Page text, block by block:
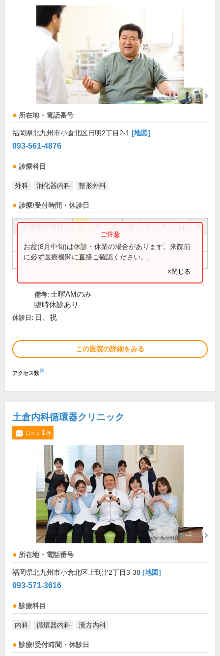
所在地・電話番号
福岡県北九州市小倉北区日明2丁目2-1 [地図]
093-561-4876
診療科目
外科 消化器内科 整形外科
診療/受付時間・休診日
祝
9:00～12:00 ● ● ● ● ●
13:30～17:30 ● ● ● ●
お盆(8月中旬)は休診・休業の場合があります。来院前
に必ず医療機関に直接ご確認ください。
×閉じる
備考: 土曜AMのみ
臨時休診あり
休診日: 日、祝
この医院の詳細をみる
アクセス数※
土倉内科循環器クリニック
口コミ 1件
所在地・電話番号
福岡県北九州市小倉北区上到津2丁目3-38 [地図]
093-571-3616
診療科目
内科 循環器内科 漢方内科
診療/受付時間・休診日